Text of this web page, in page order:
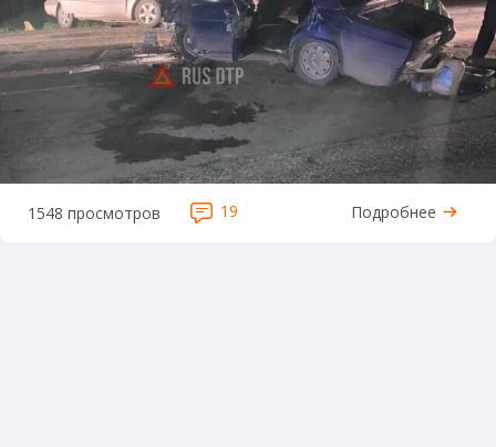
1548 просмотров 19 Подробнее